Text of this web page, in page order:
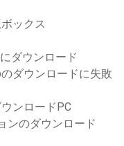
ックス
ダウンロード
ダウンロードに失敗
ンロードPC
ンのダウンロード